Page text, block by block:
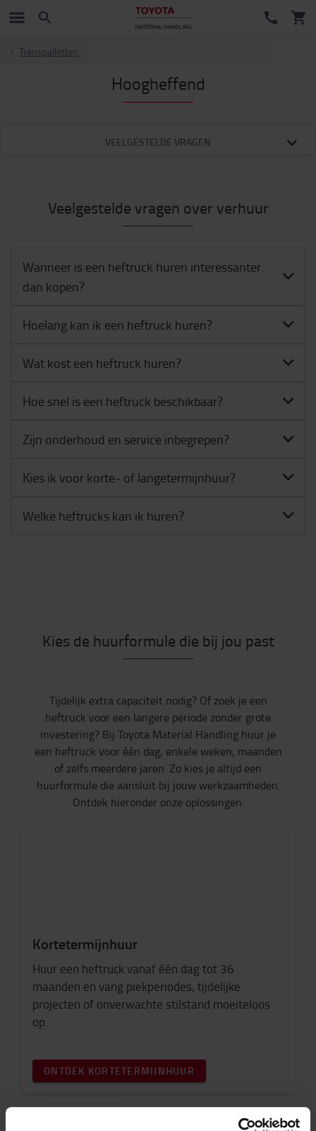
Transpalletten
Hoogheffend
VEELGESTELDE VRAGEN
Veelgestelde vragen over verhuur
Wanneer is een heftruck huren interessanter
dan kopen?
Hoelang kan ik een heftruck huren?
Wat kost een heftruck huren?
Hoe snel is een heftruck beschikbaar?
Zijn onderhoud en service inbegrepen?
Kies ik voor korte- of langetermijnhuur?
Welke heftrucks kan ik huren?
Kies de huurformule die bij jou past
Tijdelijk extra capaciteit nodig? Of zoek je een
heftruck voor een langere periode zonder grote
investering? Bij Toyota Material Handling huur je
een heftruck voor één dag, enkele weken, maanden
of zelfs meerdere jaren. Zo kies je altijd een
huurformule die aansluit bij jouw werkzaamheden.
Ontdek hieronder onze oplossingen.
Kortetermijnhuur
Huur een heftruck vanaf één dag tot 36
maanden en vang piekperiodes, tijdelijke
projecten of onverwachte stilstand moeiteloos
op.
ONTDEK KORTETERMIJNHUUR